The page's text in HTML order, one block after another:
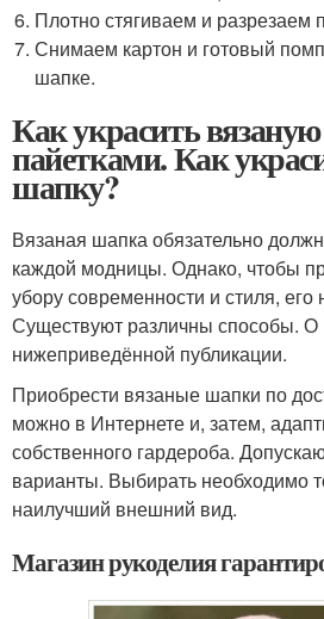
Плотно стягиваем и разрезаем
Снимаем картон и готовый
шапке.
Как украсить
пайетками. Как
шапку?
Вязаная шапка обязательно
каждой модницы. Однако, чтобы
убору современности и стиля, его
Существуют различны способы. О
нижеприведённой публикации.
Приобрести вязаные шапки по
можно в Интернете и, затем,
собственного гардероба.
варианты. Выбирать необходимо
наилучший внешний вид.
Магазин рукоделия